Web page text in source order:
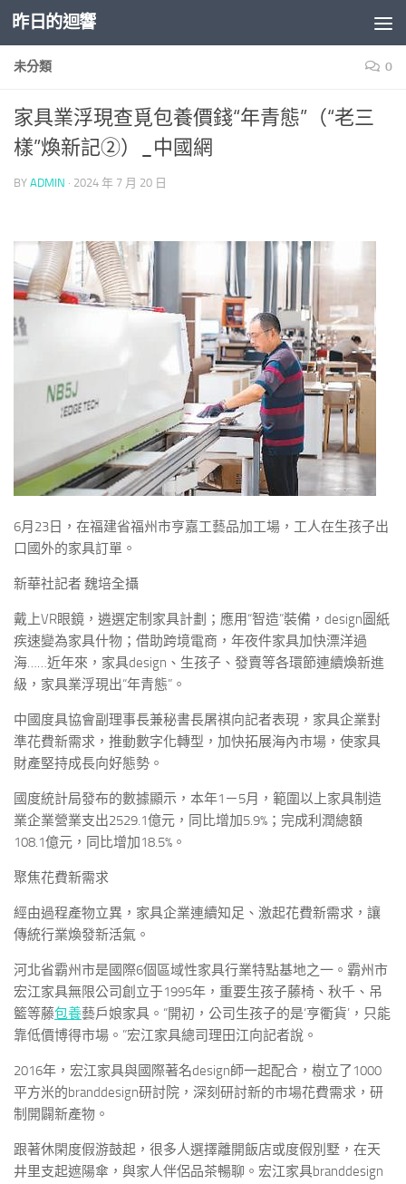
Skip to content
昨日的迴響
未分類 0
家具業浮現查覓包養價錢“年青態”（“老三
樣”煥新記②）_中國網
BY ADMIN · 2024 年 7 月 20 日
6月23日，在福建省福州市亨嘉工藝品加工場，工人在生孩子出
口國外的家具訂單。
新華社記者 魏培全攝
戴上VR眼鏡，遴選定制家具計劃；應用“智造”裝備，design圖紙
疾速變為家具什物；借助跨境電商，年夜件家具加快漂洋過
海……近年來，家具design、生孩子、發賣等各環節連續煥新進
級，家具業浮現出“年青態”。
中國度具協會副理事長兼秘書長屠祺向記者表現，家具企業對
準花費新需求，推動數字化轉型，加快拓展海內市場，使家具
財產堅持成長向好態勢。
國度統計局發布的數據顯示，本年1－5月，範圍以上家具制造
業企業營業支出2529.1億元，同比增加5.9%；完成利潤總額
108.1億元，同比增加18.5%。
聚焦花費新需求
經由過程產物立異，家具企業連續知足、激起花費新需求，讓
傳統行業煥發新活氣。
河北省霸州市是國際6個區域性家具行業特點基地之一。霸州市
宏江家具無限公司創立于1995年，重要生孩子藤椅、秋千、吊
籃等藤包養藝戶娘家具。“開初，公司生孩子的是‘亨衢貨’，只能
靠低價博得市場。”宏江家具總司理田江向記者說。
2016年，宏江家具與國際著名design師一起配合，樹立了1000
平方米的branddesign研討院，深刻研討新的市場花費需求，研
制開闢新產物。
跟著休閑度假游鼓起，很多人選擇離開飯店或度假別墅，在天
井里支起遮陽傘，與家人伴侶品茶暢聊。宏江家具branddesign